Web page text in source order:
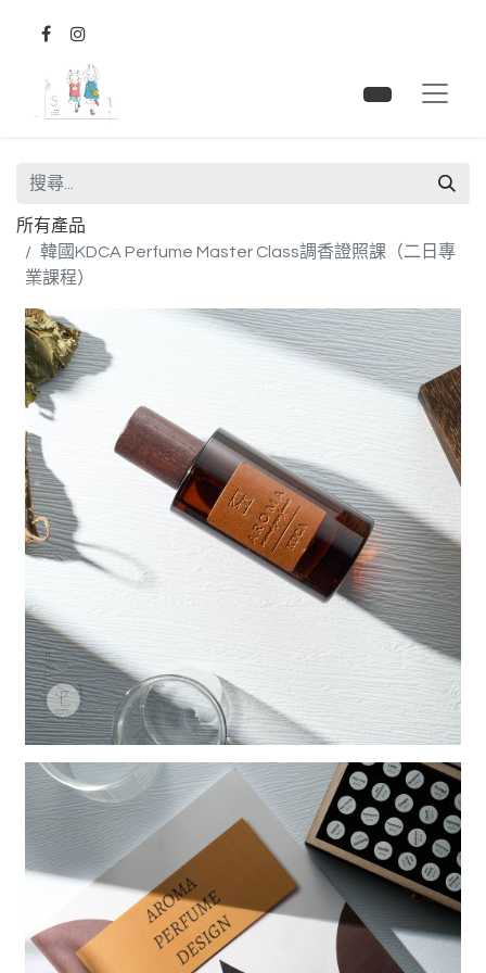
所有產品
韓國KDCA Perfume Master Class調香證照課（二日專
業課程）